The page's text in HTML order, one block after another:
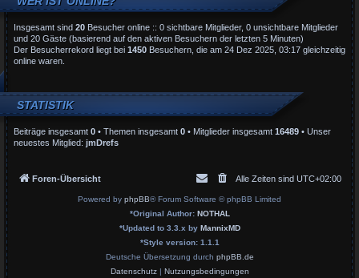
Insgesamt sind 20 Besucher online :: 0 sichtbare Mitglieder, 0 unsichtbare Mitglieder
und 20 Gäste (basierend auf den aktiven Besuchern der letzten 5 Minuten)
Der Besucherrekord liegt bei 1450 Besuchern, die am 24 Dez 2025, 03:17 gleichzeitig
online waren.
STATISTIK
Beiträge insgesamt 0 • Themen insgesamt 0 • Mitglieder insgesamt 16489 • Unser
neuestes Mitglied: jmDrefs
Foren-Übersicht Alle Zeiten sind UTC+02:00
Powered by phpBB® Forum Software © phpBB Limited
*Original Author: NOTHAL
*Updated to 3.3.x by MannixMD
*Style version: 1.1.1
Deutsche Übersetzung durch phpBB.de
Datenschutz| Nutzungsbedingungen